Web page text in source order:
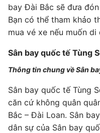
bay Đài Bắc sẽ đưa
Bạn có thể tham khảo
mua vé xe nếu muốn
Sân bay quốc tế Tùng
Thông tin chung về Sân
Sân bay quốc tế Tùng
căn cứ không quân
Bắc – Đài Loan. Sân
dân sự của Sân bay